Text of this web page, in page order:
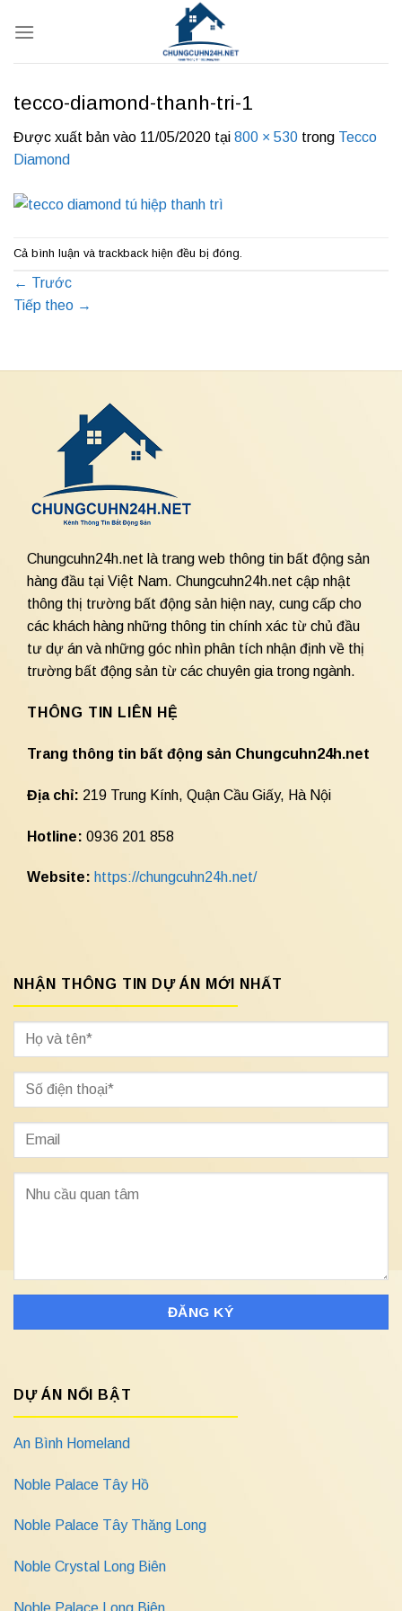
qua
tecco-diamond-thanh-tri-1
Được xuất bản vào 11/05/2020 tại 800 × 530 trong Tecco
Diamond
Cả bình luận và trackback hiện đều bị đóng.
← Trước
Tiếp theo →
Chungcuhn24h.net là trang web thông tin bất động sản
hàng đầu tại Việt Nam. Chungcuhn24h.net cập nhật
thông thị trường bất động sản hiện nay, cung cấp cho
các khách hàng những thông tin chính xác từ chủ đầu
tư dự án và những góc nhìn phân tích nhận định về thị
trường bất động sản từ các chuyên gia trong ngành.
THÔNG TIN LIÊN HỆ
Trang thông tin bất động sản Chungcuhn24h.net
Địa chỉ: 219 Trung Kính, Quận Cầu Giấy, Hà Nội
Hotline: 0936 201 858
Website: https://chungcuhn24h.net/
NHẬN THÔNG TIN DỰ ÁN MỚI NHẤT
DỰ ÁN NỔI BẬT
An Bình Homeland
Noble Palace Tây Hồ
Noble Palace Tây Thăng Long
Noble Crystal Long Biên
Noble Palace Long Biên